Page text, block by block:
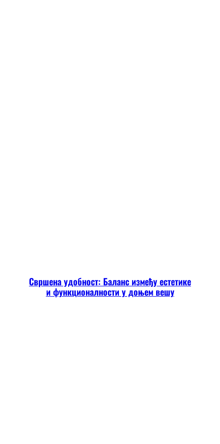
Свршена удобност: Баланс између естетике
и функционалности у доњем вешу